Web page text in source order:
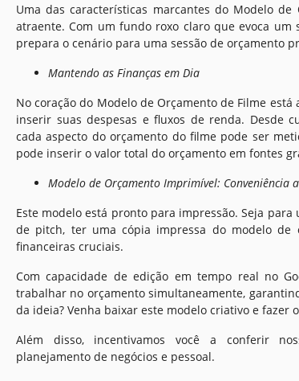
Uma das características marcantes do Modelo
atraente. Com um fundo roxo claro que evoca
prepara o cenário para uma sessão de orçamento
Mantendo as Finanças em Dia
No coração do Modelo de Orçamento de Filme
inserir suas despesas e fluxos de renda. Desde
cada aspecto do orçamento do filme pode ser
pode inserir o valor total do orçamento em fontes
Modelo de Orçamento Imprimível: Conveniência
Este modelo está pronto para impressão. Seja
de pitch, ter uma cópia impressa do modelo de
financeiras cruciais.
Com capacidade de edição em tempo real no
trabalhar no orçamento simultaneamente,
da ideia? Venha baixar este modelo criativo e fazer
Além disso, incentivamos você a conferir
planejamento de negócios e pessoal.